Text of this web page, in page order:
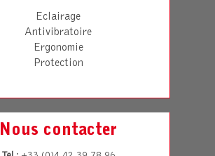
Eclairage
Antivibratoire
Ergonomie
Protection
Nous contacter